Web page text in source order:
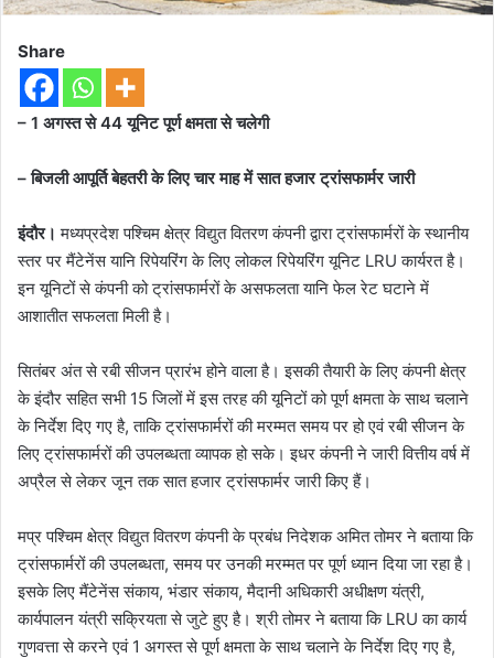
Share
– 1 अगस्त से 44 यूनिट पूर्ण क्षमता से चलेगी
– बिजली आपूर्ति बेहतरी के लिए चार माह में सात हजार ट्रांसफार्मर जारी
इंदौर। मध्यप्रदेश पश्चिम क्षेत्र विद्युत वितरण कंपनी द्वारा ट्रांसफार्मरों के स्थानीय
स्तर पर मैंटेनेंस यानि रिपेयरिंग के लिए लोकल रिपेयरिंग यूनिट LRU कार्यरत है।
इन यूनिटों से कंपनी को ट्रांसफार्मरों के असफलता यानि फेल रेट घटाने में
आशातीत सफलता मिली है।
सितंबर अंत से रबी सीजन प्रारंभ होने वाला है। इसकी तैयारी के लिए कंपनी क्षेत्र
के इंदौर सहित सभी 15 जिलों में इस तरह की यूनिटों को पूर्ण क्षमता के साथ चलाने
के निर्देश दिए गए है, ताकि ट्रांसफार्मरों की मरम्मत समय पर हो एवं रबी सीजन के
लिए ट्रांसफार्मरों की उपलब्धता व्यापक हो सके। इधर कंपनी ने जारी वित्तीय वर्ष में
अप्रैल से लेकर जून तक सात हजार ट्रांसफार्मर जारी किए हैं।
मप्र पश्चिम क्षेत्र विद्युत वितरण कंपनी के प्रबंध निदेशक अमित तोमर ने बताया कि
ट्रांसफार्मरों की उपलब्धता, समय पर उनकी मरम्मत पर पूर्ण ध्यान दिया जा रहा है।
इसके लिए मैंटेनेंस संकाय, भंडार संकाय, मैदानी अधिकारी अधीक्षण यंत्री,
कार्यपालन यंत्री सक्रियता से जुटे हुए है। श्री तोमर ने बताया कि LRU का कार्य
गुणवत्ता से करने एवं 1 अगस्त से पूर्ण क्षमता के साथ चलाने के निर्देश दिए गए है,